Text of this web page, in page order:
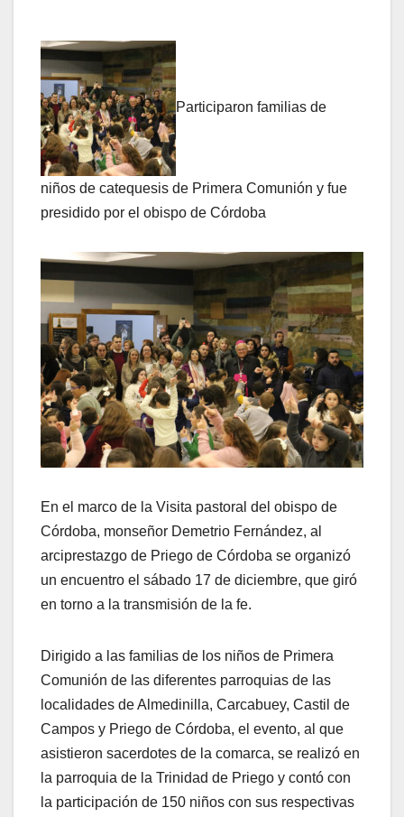
Participaron familias de
niños de catequesis de Primera Comunión y fue
presidido por el obispo de Córdoba
En el marco de la Visita pastoral del obispo de
Córdoba, monseñor Demetrio Fernández, al
arciprestazgo de Priego de Córdoba se organizó
un encuentro el sábado 17 de diciembre, que giró
en torno a la transmisión de la fe.
Dirigido a las familias de los niños de Primera
Comunión de las diferentes parroquias de las
localidades de Almedinilla, Carcabuey, Castil de
Campos y Priego de Córdoba, el evento, al que
asistieron sacerdotes de la comarca, se realizó en
la parroquia de la Trinidad de Priego y contó con
la participación de 150 niños con sus respectivas